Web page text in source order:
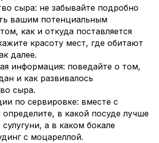
сыра: не забывайте подробно
вашим потенциальным
как и откуда поставляется
красоту мест, где обитают
далее.
информация: поведайте о том,
и как развивалось
сыра.
по сервировке: вместе с
определите, в какой посуде лучше
а в каком бокале
с моцареллой.